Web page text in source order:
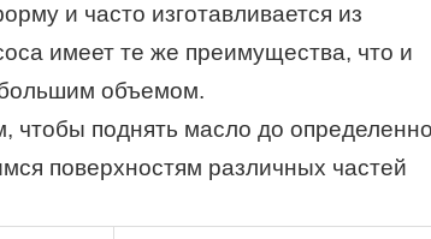
и часто изготавливается из
имеет те же преимущества, что и
объемом.
чтобы поднять масло до
поверхностям различных частей